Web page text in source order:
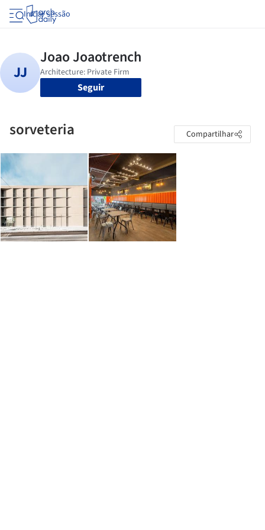
Iniciar sessão
Seguir
sorveteria Compartilhar